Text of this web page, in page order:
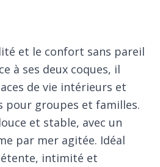
et le confort sans pareil
à ses deux coques, il
de vie intérieurs et
pour groupes et familles.
et stable, avec un
par mer agitée. Idéal
intimité et